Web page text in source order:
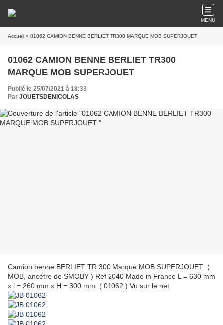
MENU
Accueil » 01062 CAMION BENNE BERLIET TR300 MARQUE MOB SUPERJOUET
01062 CAMION BENNE BERLIET TR300
MARQUE MOB SUPERJOUET
Publié le 25/07/2021 à 18:33
Par JOUETSDENICOLAS
Camion benne BERLIET TR 300 Marque MOB SUPERJOUET (
MOB, ancétre de SMOBY ) Ref 2040 Made in France L = 630 mm
x l = 260 mm x H = 300 mm ( 01062 ) Vu sur le net